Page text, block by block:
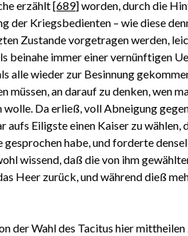
erzählt[689]worden, durch die
der Kriegsbedienten – wie diese
Zustande vorgetragen werden,
beinahe immer einer vernünftigen
alle wieder zur Besinnung
an darauf zu denken, wen
Da erließ, voll Abneigung
Eiligste einen Kaiser zu wählen,
habe, und forderte
wissend, daß die von ihm
Heer zurück, und während dieß
der Wahl des Tacitus hier mittheilen